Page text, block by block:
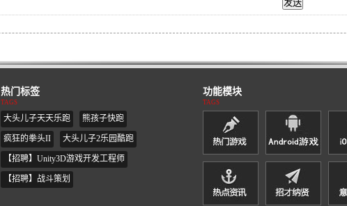
热门标签
TAGS
大头儿子天天乐跑 熊孩子快跑
疯狂的拳头II 大头儿子2乐园酷跑
【招聘】Unity3D游戏开发工程师
【招聘】战斗策划
功能模块
TAGS